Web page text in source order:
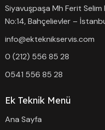
Siyavuşpaşa Mh Ferit Selim
No:14, Bahçelievler –
info@ekteknikservis.com
0 (212) 556 85 28
0541 556 85 28
Ek Teknik Menü
Ana Sayfa